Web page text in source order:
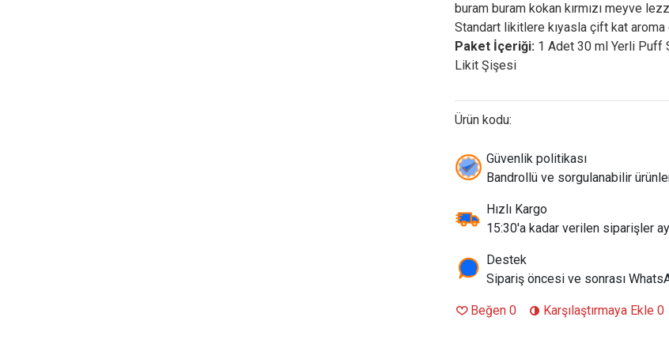
buram buram kokan kırmızı meyve
Standart likitlere kıyasla çift kat aroma
Paket İçeriği: 1 Adet 30 ml Yerli Puff
Likit Şişesi
Ürün kodu:
Güvenlik politikası
Bandrollü ve sorgulanabilir
Hızlı Kargo
15:30'a kadar verilen siparişler
Destek
Sipariş öncesi ve sonrası
Beğen 0 Karşılaştırmaya Ekle 0